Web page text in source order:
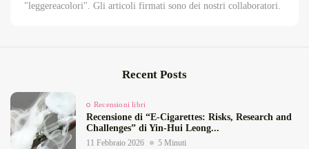
"leggereacolori". Gli articoli firmati sono dei nostri collaboratori.
Recent Posts
Recensioni libri
Recensione di “E‑Cigarettes: Risks, Research and
Challenges” di Yin‑Hui Leong...
11 Febbraio 2026 5 Minuti